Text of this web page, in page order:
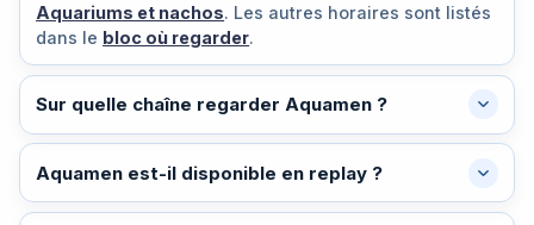
Aquariums et nachos. Les autres horaires sont listés
dans le bloc où regarder.
Sur quelle chaîne regarder Aquamen ?
Aquamen est-il disponible en replay ?